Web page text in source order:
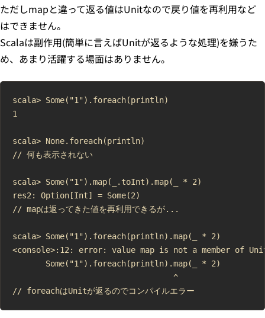
ただしmapと違って返る値はUnitなので戻り値を再利用など
はできません。
Scalaは副作用(簡単に言えばUnitが返るような処理)を嫌うた
め、あまり活躍する場面はありません。
scala> Some("1").foreach(println)
1
scala> None.foreach(println)
// 何も表示されない
scala> Some("1").map(_.toInt).map(_ * 2)
res2: Option[Int] = Some(2)
// mapは返ってきた値を再利用できるが...
scala> Some("1").foreach(println).map(_ * 2)
<console>:12: error: value map is not a member of
       Some("1").foreach(println).map(_ * 2)
                                  ^